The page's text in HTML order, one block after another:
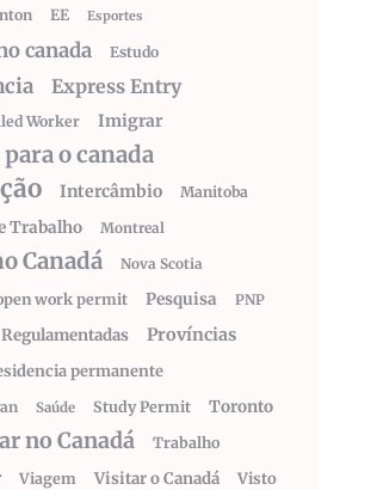
EE Esportes
canada Estudo
Express Entry
Worker Imigrar
o canada
Intercâmbio Manitoba
Trabalho Montreal
Canadá Nova Scotia
work permit Pesquisa PNP
Províncias
permanente
Saúde Study Permit Toronto
no Canadá Trabalho
Viagem Visitar o Canadá Visto